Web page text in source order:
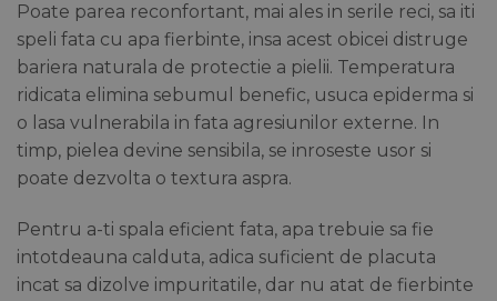
Poate parea reconfortant, mai ales in serile reci, sa iti
speli fata cu apa fierbinte, insa acest obicei distruge
bariera naturala de protectie a pielii. Temperatura
ridicata elimina sebumul benefic, usuca epiderma si
o lasa vulnerabila in fata agresiunilor externe. In
timp, pielea devine sensibila, se inroseste usor si
poate dezvolta o textura aspra.
Pentru a-ti spala eficient fata, apa trebuie sa fie
intotdeauna calduta, adica suficient de placuta
incat sa dizolve impuritatile, dar nu atat de fierbinte